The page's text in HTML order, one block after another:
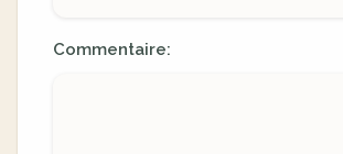
Commentaire: